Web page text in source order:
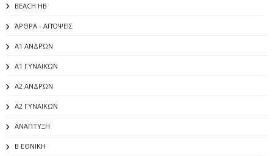
BEACH HB
ΆΡΘΡΑ - ΑΠΌΨΕΙΣ
Α1 ΑΝΔΡΏΝ
Α1 ΓΥΝΑΙΚΏΝ
Α2 ΑΝΔΡΏΝ
Α2 ΓΥΝΑΙΚΩΝ
ΑΝΆΠΤΥΞΗ
Β ΕΘΝΙΚΗ